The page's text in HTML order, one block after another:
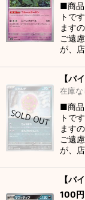
■商品
トで
ます
ご遠
が、
【バ
在庫な
■商品
トで
ます
ご遠
が、
【バ
100円